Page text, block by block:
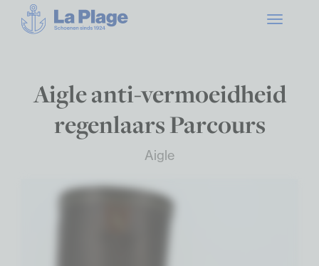
Toggle
Aigle anti-vermoeidheid
regenlaars Parcours
Aigle